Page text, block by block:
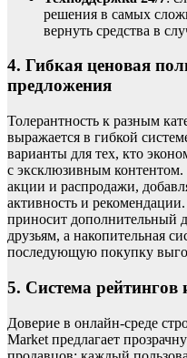
решения в самых
вернуть средства в
4. Гибкая ценовая
предложения
Толерантность к разным
выражается в гибкой
варианты для тех, кто
с эксклюзивным
акции и распродажи,
активность и
приносит дополнительный
друзьям, а накопительная
последующую покупку
5. Система рейтингов
Доверие в онлайн-среде
Market предлагает